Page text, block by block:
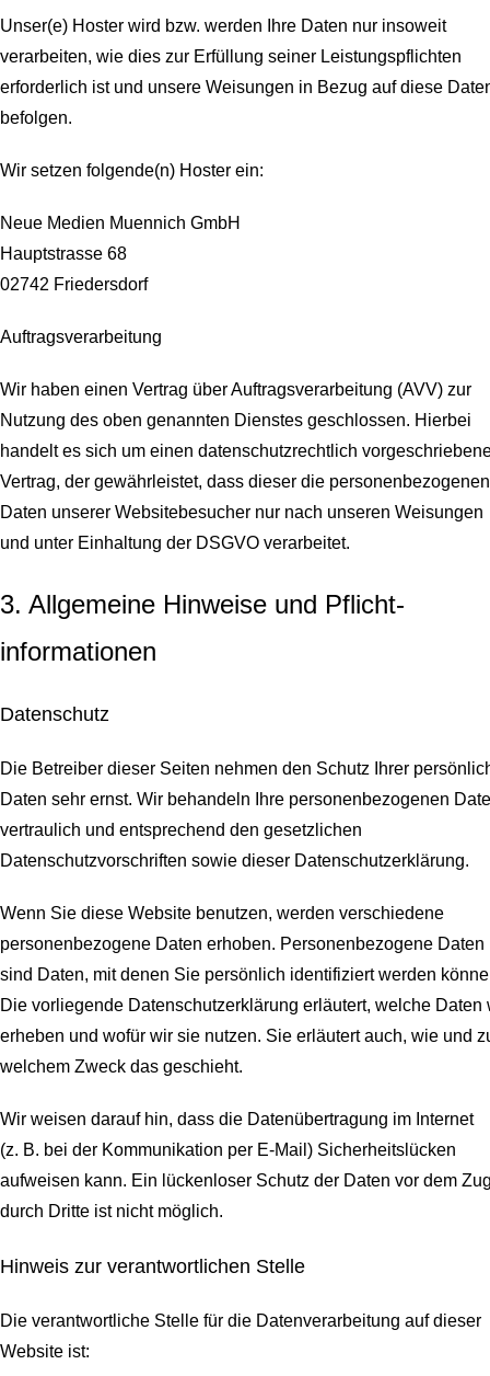
Unser(e) Hoster wird bzw. werden Ihre Daten nur insoweit
verarbeiten, wie dies zur Erfüllung seiner Leistungspflichten
erforderlich ist und unsere Weisungen in Bezug auf diese
befolgen.
Wir setzen folgende(n) Hoster ein:
Neue Medien Muennich GmbH
Hauptstrasse 68
02742 Friedersdorf
Auftragsverarbeitung
Wir haben einen Vertrag über Auftragsverarbeitung (AVV) zur
Nutzung des oben genannten Dienstes geschlossen. Hierbei
handelt es sich um einen datenschutzrechtlich
Vertrag, der gewährleistet, dass dieser die personenbezogenen
Daten unserer Websitebesucher nur nach unseren Weisungen
und unter Einhaltung der DSGVO verarbeitet.
3. Allgemeine Hinweise und Pflicht­
informationen
Datenschutz
Die Betreiber dieser Seiten nehmen den Schutz Ihrer
Daten sehr ernst. Wir behandeln Ihre personenbezogenen
vertraulich und entsprechend den gesetzlichen
Datenschutzvorschriften sowie dieser Datenschutzerklärung.
Wenn Sie diese Website benutzen, werden verschiedene
personenbezogene Daten erhoben. Personenbezogene Daten
sind Daten, mit denen Sie persönlich identifiziert werden
Die vorliegende Datenschutzerklärung erläutert, welche Daten
erheben und wofür wir sie nutzen. Sie erläutert auch, wie und
welchem Zweck das geschieht.
Wir weisen darauf hin, dass die Datenübertragung im Internet
(z. B. bei der Kommunikation per E-Mail) Sicherheitslücken
aufweisen kann. Ein lückenloser Schutz der Daten vor dem
durch Dritte ist nicht möglich.
Hinweis zur verantwortlichen Stelle
Die verantwortliche Stelle für die Datenverarbeitung auf dieser
Website ist: